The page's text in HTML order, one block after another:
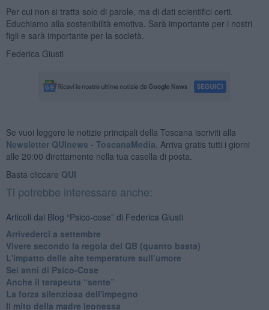
Per cui non si tratta solo di parole, ma di dati scientifici certi.
Educhiamo alla sostenibilità emotiva. Sarà importante per i nostri
figli e sarà importante per la società.
Federica Giusti
Se vuoi leggere le notizie principali della Toscana iscriviti alla
Newsletter QUInews - ToscanaMedia. Arriva gratis tutti i giorni
alle 20:00 direttamente nella tua casella di posta.
Basta cliccare QUI
Ti potrebbe interessare anche:
Articoli dal Blog “Psico-cose” di Federica Giusti
​Arrivederci a settembre
​Vivere secondo la regola del QB (quanto basta)
​L'impatto delle alte temperature sull’umore
Sei anni di Psico-Cose
​Anche il terapeuta “sente”
​La forza silenziosa dell'impegno
​Il mito della madre leonessa